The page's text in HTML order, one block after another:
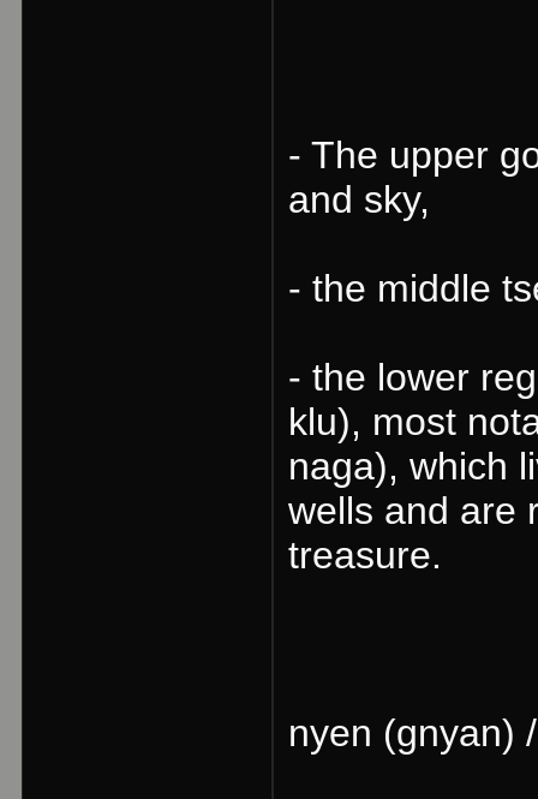
- The upper
and sky,
- the middle
- the lower
klu), most
naga), which
wells and are
treasure.
nyen (gnyan)